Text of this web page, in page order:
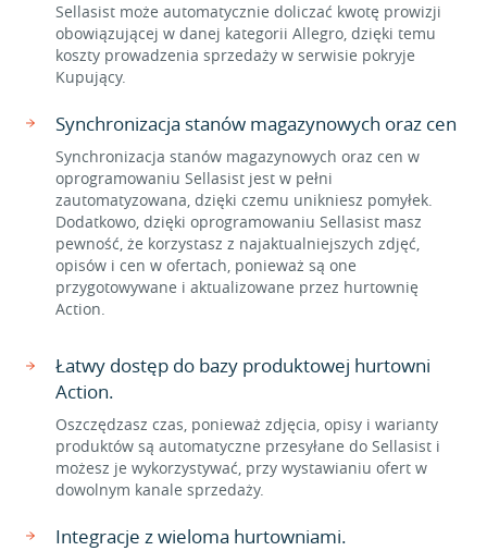
Sellasist może automatycznie doliczać kwotę prowizji
obowiązującej w danej kategorii Allegro, dzięki temu
koszty prowadzenia sprzedaży w serwisie pokryje
Kupujący.
Synchronizacja stanów magazynowych oraz cen
Synchronizacja stanów magazynowych oraz cen w
oprogramowaniu Sellasist jest w pełni
zautomatyzowana, dzięki czemu unikniesz pomyłek.
Dodatkowo, dzięki oprogramowaniu Sellasist masz
pewność, że korzystasz z najaktualniejszych zdjęć,
opisów i cen w ofertach, ponieważ są one
przygotowywane i aktualizowane przez hurtownię
Action.
Łatwy dostęp do bazy produktowej hurtowni
Action.
Oszczędzasz czas, ponieważ zdjęcia, opisy i warianty
produktów są automatyczne przesyłane do Sellasist i
możesz je wykorzystywać, przy wystawianiu ofert w
dowolnym kanale sprzedaży.
Integracje z wieloma hurtowniami.